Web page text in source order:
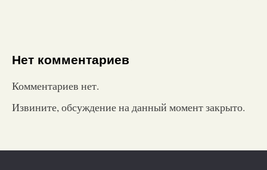
Нет комментариев
Комментариев нет.
Извините, обсуждение на данный момент закрыто.